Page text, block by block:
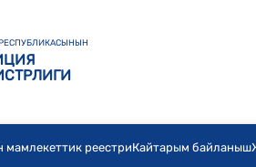
реестриКайтарым байланыш